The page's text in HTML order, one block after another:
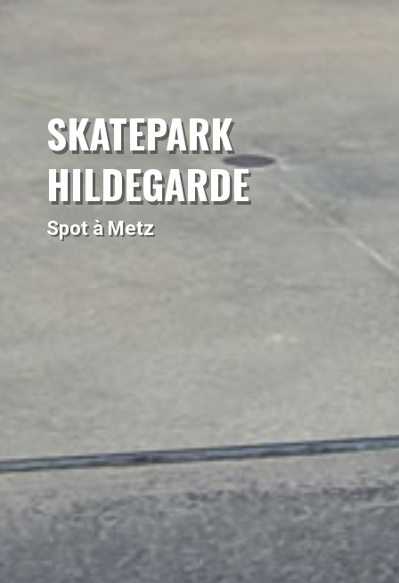
SKATEPARK
HILDEGARDE
Spot à Metz